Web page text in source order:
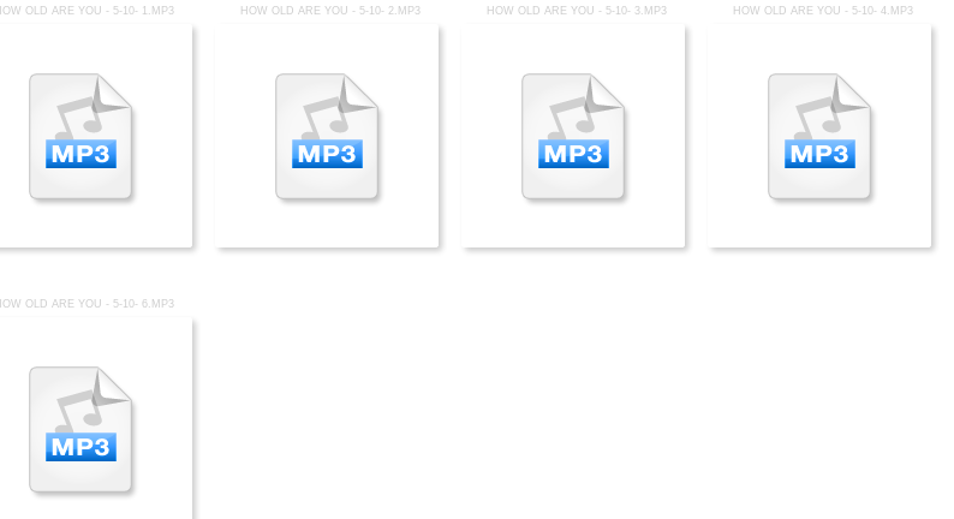
OLD ARE YOU - 5-10- 1.MP3 HOW OLD ARE YOU - 5-10- 2.MP3 HOW OLD ARE YOU - 5-10- 3.MP3 HOW OLD ARE YOU - 5-10- 4.MP3
OLD ARE YOU - 5-10- 6.MP3